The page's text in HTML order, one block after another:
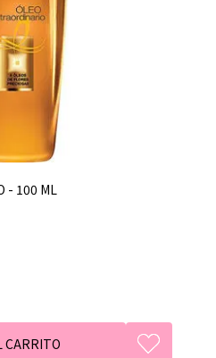
- 100 ML